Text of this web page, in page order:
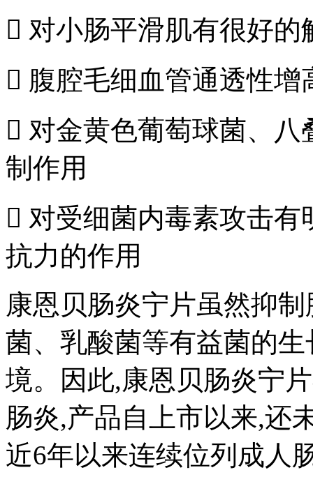
 对小肠平滑肌有很好
 腹腔毛细血管通透性
 对金黄色葡萄球菌、
制作用
 对受细菌内毒素攻击
抗力的作用
康恩贝肠炎宁片虽然抑
菌、乳酸菌等有益菌的
境。因此,康恩贝肠炎宁
肠炎,产品自上市以来,还
近6年以来连续位列成人